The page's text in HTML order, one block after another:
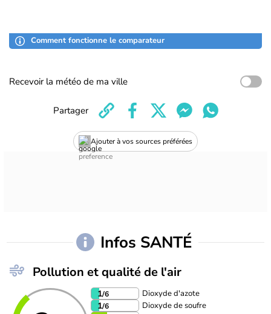
Comment fonctionne le comparateur
Recevoir la météo de ma ville
Ajouter à vos sources préférées
Partager
Infos SANTÉ
Pollution et qualité de l'air
1/6 Dioxyde d'azote
1/6 Dioxyde de soufre